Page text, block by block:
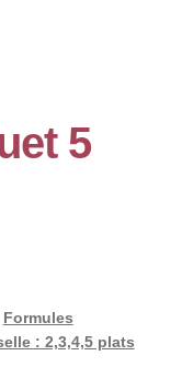
5
Formules
: 2,3,4,5 plats